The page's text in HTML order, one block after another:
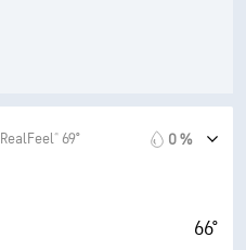
34000 pi
RealFeel® 69° 0 %
66°